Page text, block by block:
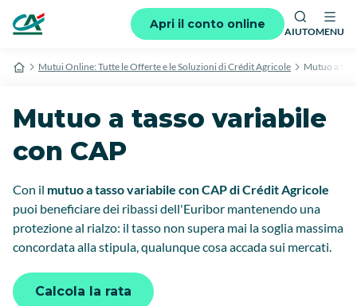
Apri il conto online
AIUTOMENU
Mutui Online: Tutte le Offerte e le Soluzioni di Crédit Agricole Mutuo a
Mutuo a tasso variabile
con CAP
Con il mutuo a tasso variabile con CAP di Crédit Agricole
puoi beneficiare dei ribassi dell'Euribor mantenendo una
protezione al rialzo: il tasso non supera mai la soglia massima
concordata alla stipula, qualunque cosa accada sui mercati.
Calcola la rata